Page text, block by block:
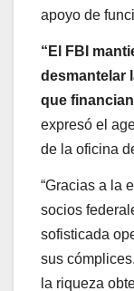
apoyo de
“El FBI
desmantelar
que
expresó el
de la oficina
“Gracias a la
socios
sofisticada
sus
la riqueza